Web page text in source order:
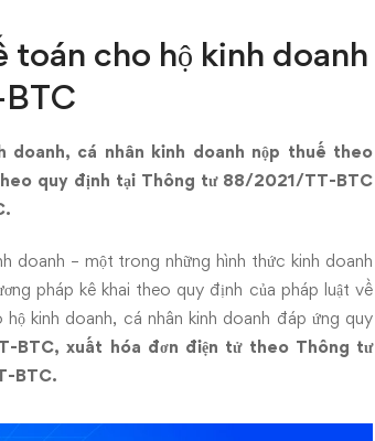
cho hộ kinh doanh
cá nhân kinh doanh nộp thuế theo
quy định tại Thông tư 88/2021/TT-BTC
doanh – một trong những hình thức kinh doanh
pháp kê khai theo quy định của pháp luật về
kinh doanh, cá nhân kinh doanh đáp ứng quy
BTC, xuất hóa đơn điện tử theo Thông tư
BTC.